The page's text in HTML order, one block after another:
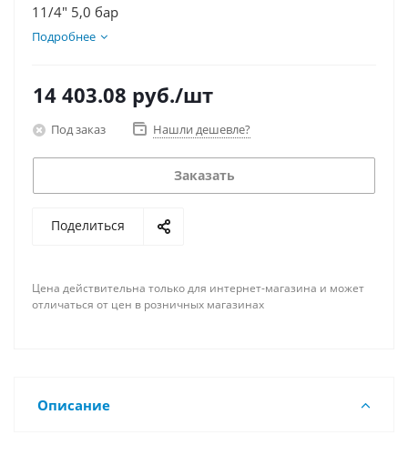
11/4" 5,0 бар
Подробнее
14 403.08 руб./шт
Под заказ Нашли дешевле?
Заказать
Поделиться
Цена действительна только для интернет-магазина и может
отличаться от цен в розничных магазинах
Описание